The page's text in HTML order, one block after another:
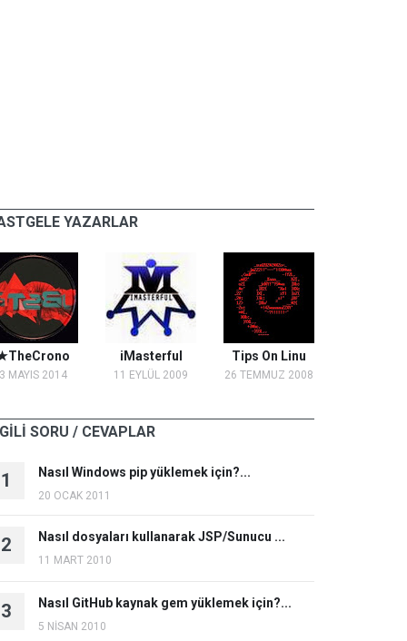
YAZARLAR
3 MAYIS 2014
iMasterful
11 EYLÜL 2009
Tips On Linu
26 TEMMUZ 2008
SORU / CEVAPLAR
1 Nasıl Windows pip yüklemek için?...
20 OCAK 2011
2 Nasıl dosyaları kullanarak JSP/Sunucu ...
11 MART 2010
3 Nasıl GitHub kaynak gem yüklemek için?...
5 NİSAN 2010